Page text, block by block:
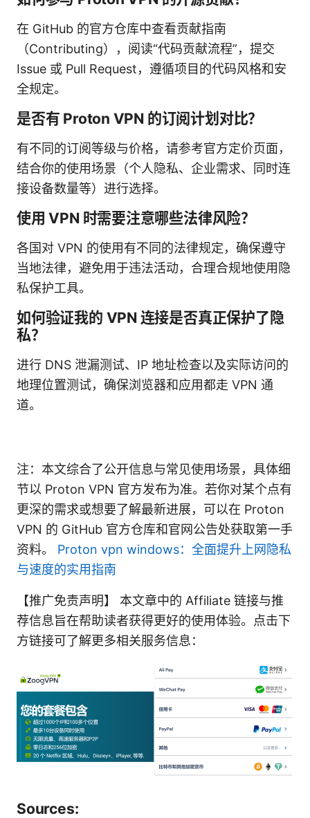
在 GitHub 的官方仓库中查看贡献指南
（Contributing），阅读“代码贡献流程”，提交
Issue 或 Pull Request，遵循项目的代码风格和安
全规定。
是否有 Proton VPN 的订阅计划对比？
有不同的订阅等级与价格，请参考官方定价页面，
结合你的使用场景（个人隐私、企业需求、同时连
接设备数量等）进行选择。
使用 VPN 时需要注意哪些法律风险？
各国对 VPN 的使用有不同的法律规定，确保遵守
当地法律，避免用于违法活动，合理合规地使用隐
私保护工具。
如何验证我的 VPN 连接是否真正保护了隐
私？
进行 DNS 泄漏测试、IP 地址检查以及实际访问的
地理位置测试，确保浏览器和应用都走 VPN 通
道。
注：本文综合了公开信息与常见使用场景，具体细
节以 Proton VPN 官方发布为准。若你对某个点有
更深的需求或想要了解最新进展，可以在 Proton
VPN 的 GitHub 官方仓库和官网公告处获取第一手
资料。 Proton vpn windows：全面提升上网隐私
与速度的实用指南
【推广免责声明】 本文章中的 Affiliate 链接与推
荐信息旨在帮助读者获得更好的使用体验。点击下
方链接可了解更多相关服务信息：
Sources: